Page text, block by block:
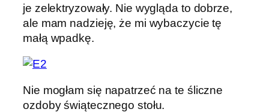
je zelektryzowały. Nie wygląda to dobrze,
ale mam nadzieję, że mi wybaczycie tę
małą wpadkę.
Nie mogłam się napatrzeć na te śliczne
ozdoby świątecznego stołu.